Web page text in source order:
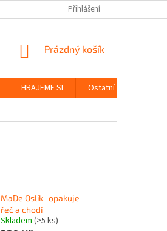
ZÁSADY OCHRANY
Přihlášení
NÁKUPNÍ
Prázdný košík
HRAJEME SI Ostatní
MaDe Oslík- opakuje
řeč a chodí
Skladem (>5 ks)